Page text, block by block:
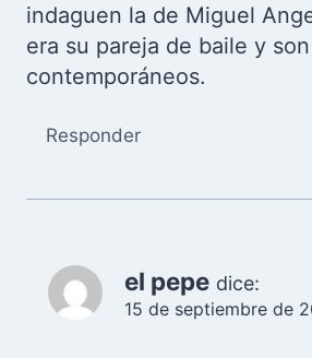
indaguen la de Miguel
era su pareja de baile y son
contemporáneos.
Responder
el pepe dice:
15 de septiembre de